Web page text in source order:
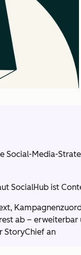
Social-Media-
SocialHub ist
ab –
StoryChief an